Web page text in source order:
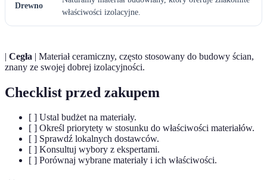
Drewno
właściwości izolacyjne.
| Cegła | Materiał ceramiczny, często stosowany do budowy ścian,
znany ze swojej dobrej izolacyjności.
Checklist przed zakupem
[ ] Ustal budżet na materiały.
[ ] Określ priorytety w stosunku do właściwości materiałów.
[ ] Sprawdź lokalnych dostawców.
[ ] Konsultuj wybory z ekspertami.
[ ] Porównaj wybrane materiały i ich właściwości.